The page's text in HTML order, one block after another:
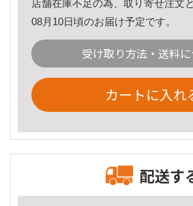
店舗在庫不足の為、取り寄せ注文
08月10日頃のお届け予定です。
受け取り方法・送料
カートに入れ
配送す